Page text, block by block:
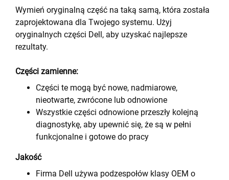
Wymień oryginalną część na taką samą, która została
zaprojektowana dla Twojego systemu. Użyj
oryginalnych części Dell, aby uzyskać najlepsze
rezultaty.
Części zamienne:
Części te mogą być nowe, nadmiarowe,
nieotwarte, zwrócone lub odnowione
Wszystkie części odnowione przeszły kolejną
diagnostykę, aby upewnić się, że są w pełni
funkcjonalne i gotowe do pracy
Jakość
Firma Dell używa podzespołów klasy OEM o